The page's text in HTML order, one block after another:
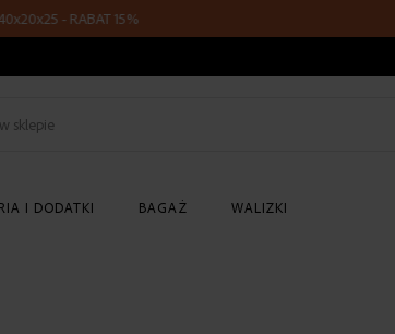
- RABAT 15%
I DODATKI BAGAŻ WALIZKI